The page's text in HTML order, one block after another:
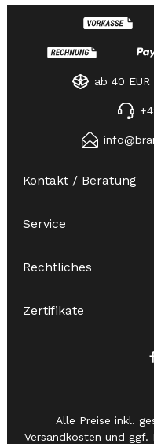
ab 40
Kontakt / Beratung
Service
Rechtliches
Zertifikate
Alle Preise inkl.
Versandkosten und ggf.